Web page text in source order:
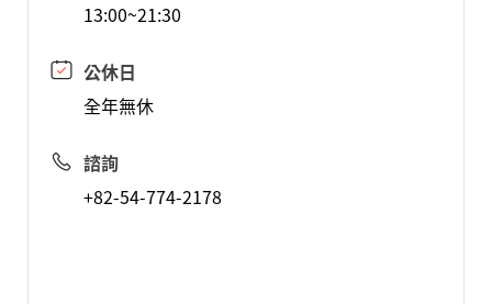
13:00~21:30
公休日
全年無休
諮詢
+82-54-774-2178